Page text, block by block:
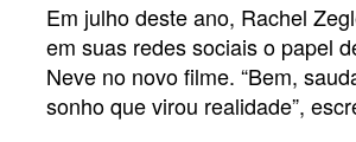
Em julho deste ano, Rachel
em suas redes sociais o papel
Neve no novo filme. “Bem,
sonho que virou realidade”,